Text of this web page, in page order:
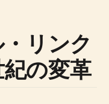
リンク
紀の変革